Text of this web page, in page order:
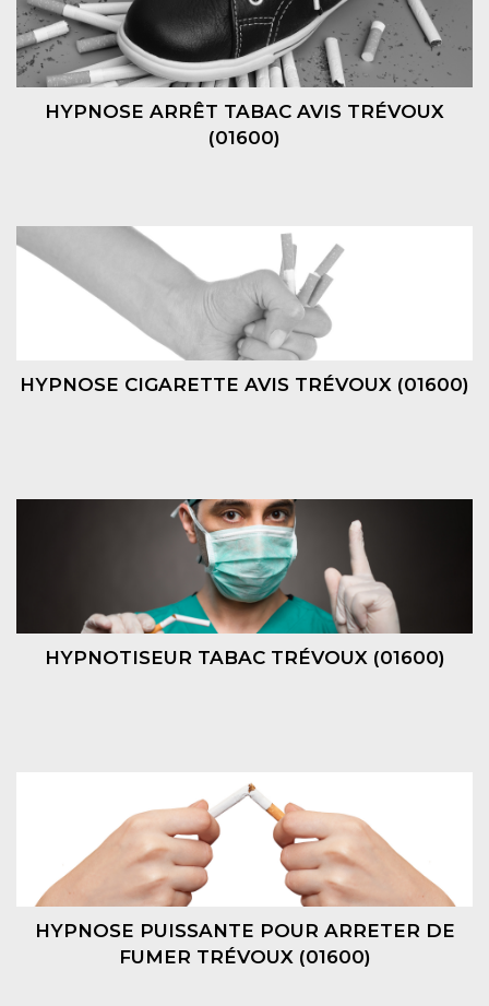
HYPNOSE ARRÊT TABAC AVIS TRÉVOUX
(01600)
HYPNOSE CIGARETTE AVIS TRÉVOUX (01600)
HYPNOTISEUR TABAC TRÉVOUX (01600)
HYPNOSE PUISSANTE POUR ARRETER DE
FUMER TRÉVOUX (01600)